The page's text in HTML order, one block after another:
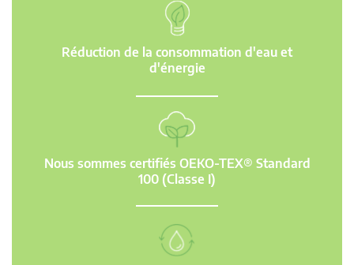
Réduction de la consommation d'eau et
d'énergie
Nous sommes certifiés OEKO-TEX® Standard
100 (Classe I)